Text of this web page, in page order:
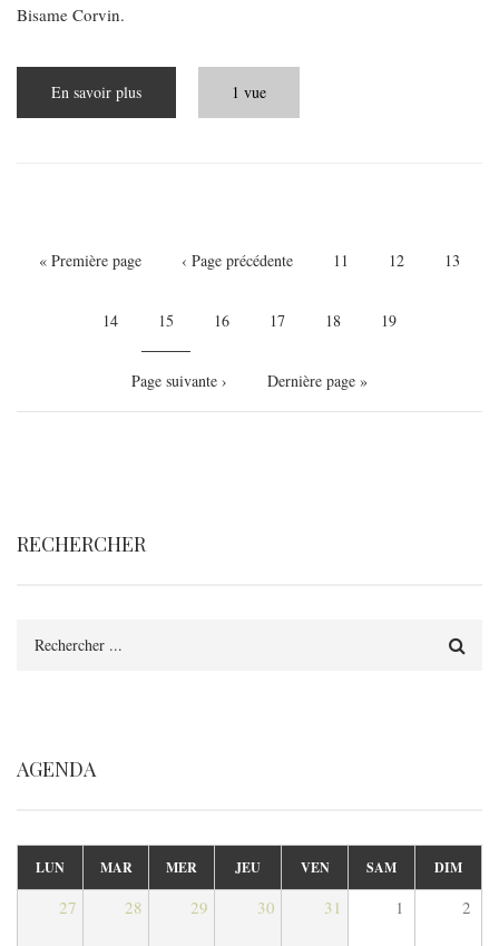
Bisame Corvin.
En savoir plus
fleuve,
1 vue
Première
« Première page Page
précédente
‹ Page précédente Page
11 Page
12 Page
13
Page
14 Page
15 Page
16 Page
17 Page
18 Page
19
Page
suivante
Page suivante › Dernière
Dernière page »
RECHERCHER
AGENDA
LUN MAR MER JEU VEN SAM DIM
27 28 29 30 31 1 2